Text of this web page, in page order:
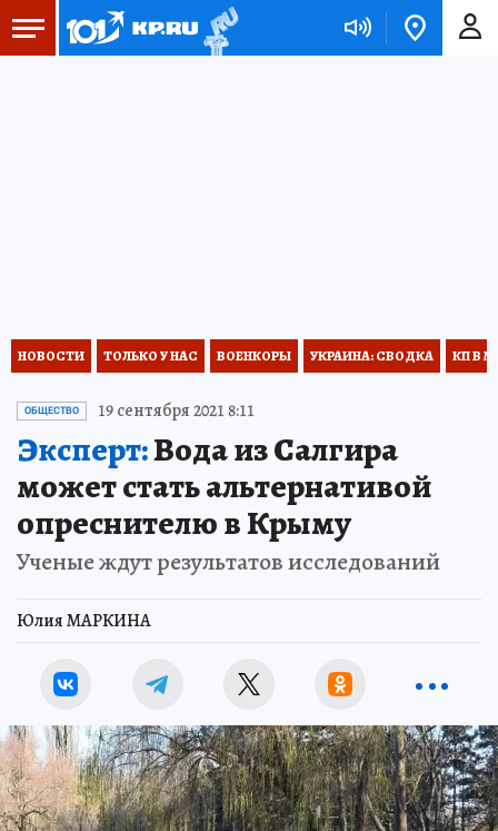
НОВОСТИ ТОЛЬКО У НАС ВОЕНКОРЫ УКРАИНА: СВОДКА КП В
ОБЩЕСТВО 19 сентября 2021 8:11
Эксперт:Вода из Салгира
может стать альтернативой
опреснителю в Крыму
Ученые ждут результатов исследований
Юлия МАРКИНА